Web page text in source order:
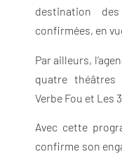
destination
confirmées, en
Par ailleurs,
quatre théâtres
Verbe Fou et Les
Avec cette
confirme son